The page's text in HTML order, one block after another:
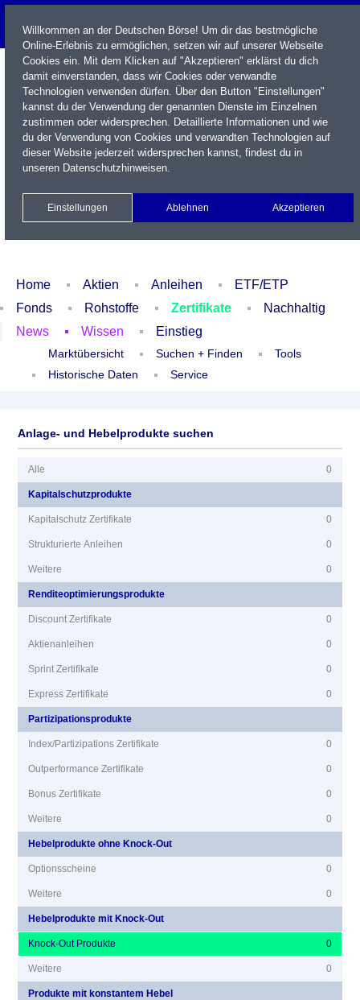
Name / WKN / ISIN / Kürzel
Newsletter Kontakt
Xetra Realtime
Watchlist Portfolio Login
Home Aktien Anleihen
ETF/ETP
Fonds
Rohstoffe Zertifikate
Nachhaltig
News
Wissen Einstieg
Marktübersicht Suchen + Finden
Tools
Historische Daten
Service
Anlage- und Hebelprodukte suchen
Alle 0
Kapitalschutzprodukte
Kapitalschutz Zertifikate 0
Strukturierte Anleihen 0
Weitere 0
Renditeoptimierungsprodukte
Discount Zertifikate 0
Aktienanleihen 0
Sprint Zertifikate 0
Express Zertifikate 0
Partizipationsprodukte
Index/Partizipations Zertifikate 0
Outperformance Zertifikate 0
Bonus Zertifikate 0
Weitere 0
Hebelprodukte ohne Knock-Out
Optionsscheine 0
Weitere 0
Hebelprodukte mit Knock-Out
Knock-Out Produkte 0
Weitere 0
Produkte mit konstantem Hebel
Willkommen an der Deutschen Börse! Um dir das bestmögliche
Online-Erlebnis zu ermöglichen, setzen wir auf unserer Webseite
Cookies ein. Mit dem Klicken auf "Akzeptieren" erklärst du dich
damit einverstanden, dass wir Cookies oder verwandte
Technologien verwenden dürfen. Über den Button "Einstellungen"
kannst du der Verwendung der genannten Dienste im Einzelnen
zustimmen oder widersprechen. Detaillierte Informationen und wie
du der Verwendung von Cookies und verwandten Technologien auf
dieser Website jederzeit widersprechen kannst, findest du in
unseren Datenschutzhinweisen.
Einstellungen Ablehnen Akzeptieren